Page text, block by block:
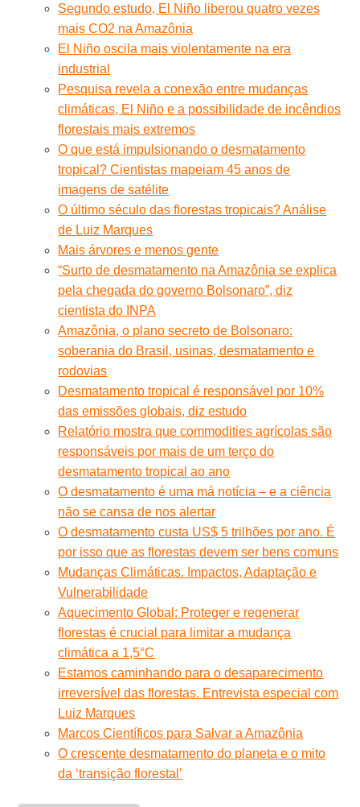
Segundo estudo, El Niño liberou quatro vezes
mais CO2 na Amazônia
El Niño oscila mais violentamente na era
industrial
Pesquisa revela a conexão entre mudanças
climáticas, El Niño e a possibilidade de incêndios
florestais mais extremos
O que está impulsionando o desmatamento
tropical? Cientistas mapeiam 45 anos de
imagens de satélite
O último século das florestas tropicais? Análise
de Luiz Marques
Mais árvores e menos gente
“Surto de desmatamento na Amazônia se explica
pela chegada do governo Bolsonaro”, diz
cientista do INPA
Amazônia, o plano secreto de Bolsonaro:
soberania do Brasil, usinas, desmatamento e
rodovias
Desmatamento tropical é responsável por 10%
das emissões globais, diz estudo
Relatório mostra que commodities agrícolas são
responsáveis por mais de um terço do
desmatamento tropical ao ano
O desmatamento é uma má notícia – e a ciência
não se cansa de nos alertar
O desmatamento custa US$ 5 trilhões por ano. É
por isso que as florestas devem ser bens comuns
Mudanças Climáticas. Impactos, Adaptação e
Vulnerabilidade
Aquecimento Global: Proteger e regenerar
florestas é crucial para limitar a mudança
climática a 1,5°C
Estamos caminhando para o desaparecimento
irreversível das florestas. Entrevista especial com
Luiz Marques
Marcos Científicos para Salvar a Amazônia
O crescente desmatamento do planeta e o mito
da ‘transição florestal’